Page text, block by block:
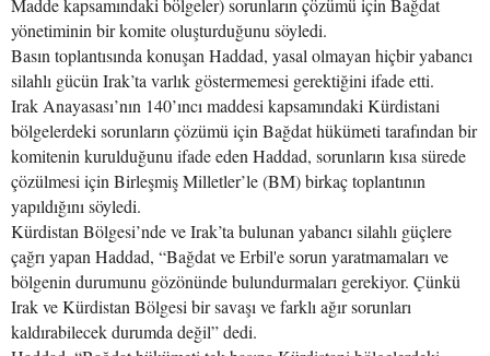
Madde kapsamındaki bölgeler) sorunların çözümü için Bağdat
yönetiminin bir komite oluşturduğunu söyledi.
Basın toplantısında konuşan Haddad, yasal olmayan hiçbir yabancı
silahlı gücün Irak’ta varlık göstermemesi gerektiğini ifade etti.
Irak Anayasası’nın 140’ıncı maddesi kapsamındaki Kürdistani
bölgelerdeki sorunların çözümü için Bağdat hükümeti tarafından bir
komitenin kurulduğunu ifade eden Haddad, sorunların kısa sürede
çözülmesi için Birleşmiş Milletler’le (BM) birkaç toplantının
yapıldığını söyledi.
Kürdistan Bölgesi’nde ve Irak’ta bulunan yabancı silahlı güçlere
çağrı yapan Haddad, “Bağdat ve Erbil'e sorun yaratmamaları ve
bölgenin durumunu gözönünde bulundurmaları gerekiyor. Çünkü
Irak ve Kürdistan Bölgesi bir savaşı ve farklı ağır sorunları
kaldırabilecek durumda değil” dedi.